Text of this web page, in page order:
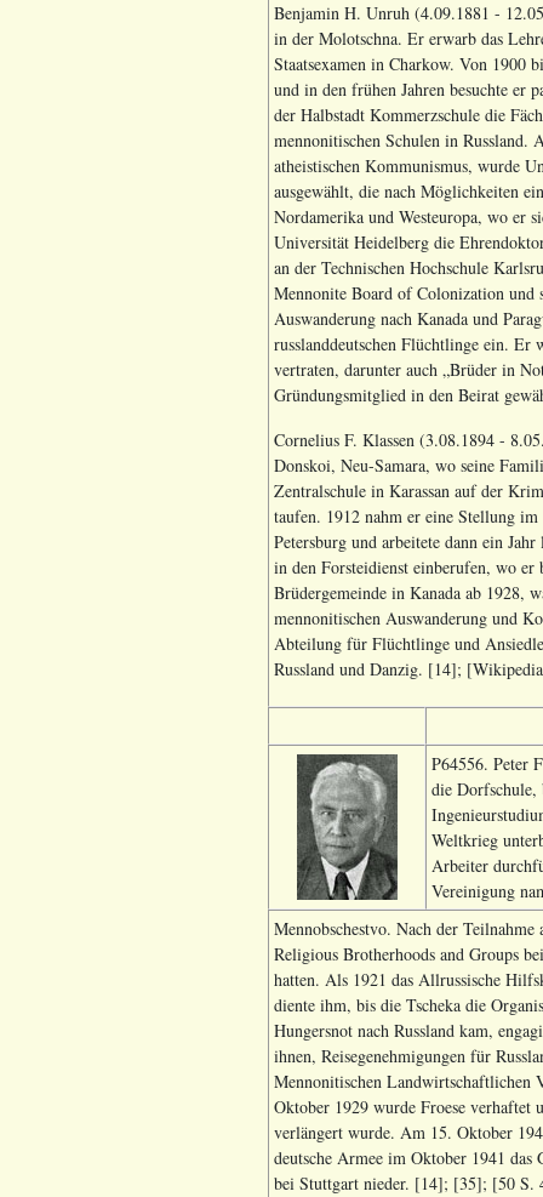
Benjamin H. Unruh (4.09.1881 -
in der Molotschna. Er erwarb das
Staatsexamen in Charkow. Von 1900
und in den frühen Jahren besuchte er
der Halbstadt Kommerzschule die
mennonitischen Schulen in Russland.
atheistischen Kommunismus, wurde
ausgewählt, die nach Möglichkeiten
Nordamerika und Westeuropa, wo er
Universität Heidelberg die
an der Technischen Hochschule
Mennonite Board of Colonization und
Auswanderung nach Kanada und
russlanddeutschen Flüchtlinge ein. Er
vertraten, darunter auch „Brüder in
Gründungsmitglied in den Beirat
Cornelius F. Klassen (3.08.1894 -
Donskoi, Neu-Samara, wo seine
Zentralschule in Karassan auf der
taufen. 1912 nahm er eine Stellung
Petersburg und arbeitete dann ein
in den Forsteidienst einberufen, wo
Brüdergemeinde in Kanada ab 1928,
mennonitischen Auswanderung und
Abteilung für Flüchtlinge und
Russland und Danzig. [14];
P64556. Peter
die Dorfschule,
Weltkrieg
Arbeiter
Vereinigung
Mennobschestvo. Nach der
Religious Brotherhoods and Groups
hatten. Als 1921 das Allrussische
diente ihm, bis die Tscheka die
Hungersnot nach Russland kam,
ihnen, Reisegenehmigungen für
Mennonitischen Landwirtschaftlichen
Oktober 1929 wurde Froese verhaftet
verlängert wurde. Am 15. Oktober
deutsche Armee im Oktober 1941
bei Stuttgart nieder. [14]; [35]; [50 S.